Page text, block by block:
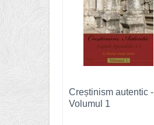
Creștinism autentic -
Volumul 1